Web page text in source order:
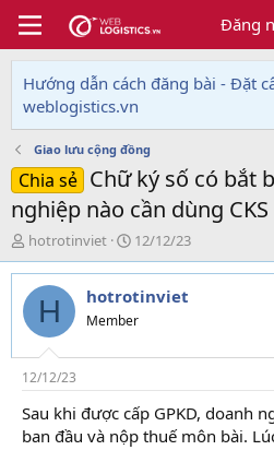
Đăng
Hướng dẫn cách đăng bài - Đặt
weblogistics.vn
Giao lưu cộng đồng
Chia sẻ Chữ ký số có bắt
nghiệp nào cần dùng CKS
T
h
r
e
d
s
t
a
r
t
hotrotinviet
N
g
à
y
g
i
12/12/23
H hotrotinviet
Member
12/12/23
Sau khi được cấp GPKD, doanh
ban đầu và nộp thuế môn bài.